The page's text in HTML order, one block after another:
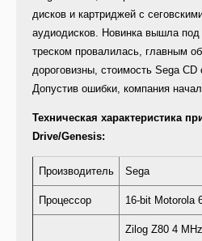
дисков и картриджей с
аудиодисков. Новинка вышла под
треском провалилась, главным
дороговизны, стоимость Sega CD
Допустив ошибки, компания
Техническая характеристика
Drive/Genesis:
Производитель Sega
Процессор 16-bit Motorola
Zilog Z80 4